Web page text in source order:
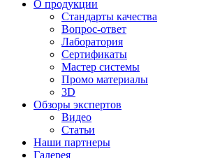
О продукции
Стандарты качества
Вопрос-ответ
Лаборатория
Сертификаты
Мастер системы
Промо материалы
3D
Обзоры экспертов
Видео
Статьи
Наши партнеры
Галерея